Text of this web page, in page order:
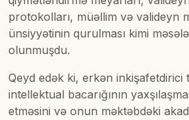
protokolları, müəllim və valideyn
ünsiyyətinin qurulması kimi
olunmuşdu.
Qeyd edək ki, erkən inkişafetdirici
intellektual bacarığının
etməsini və onun məktəbdəki